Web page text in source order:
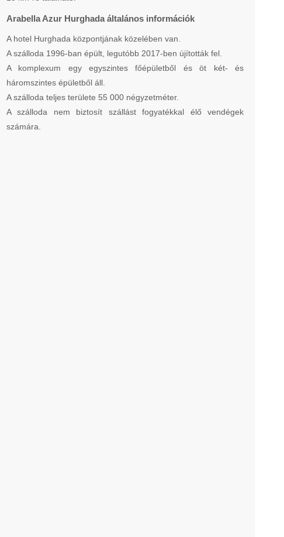
Arabella Azur Hurghada általános információk
A hotel Hurghada központjának közelében van.
A szálloda 1996-ban épült, legutóbb 2017-ben újították fel.
A komplexum egy egyszintes főépületből és öt két- és
háromszintes épületből áll.
A szálloda teljes területe 55 000 négyzetméter.
A szálloda nem biztosít szállást fogyatékkal élő vendégek
számára.